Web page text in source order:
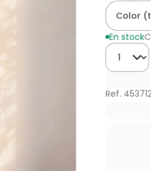
Color
En stock
Cantidad
Ref.